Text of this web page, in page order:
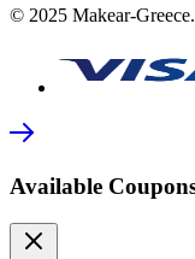
© 2025 Makear-
Available